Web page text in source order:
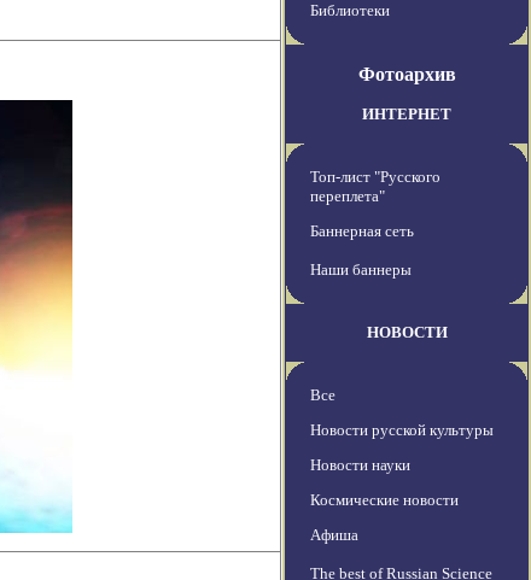
Библиотеки
Фотоархив
ИНТЕРНЕТ
Топ-лист "Русского
переплета"
Баннерная сеть
Наши баннеры
НОВОСТИ
Все
Новости русской культуры
Новости науки
Космические новости
Афиша
The best of Russian Science